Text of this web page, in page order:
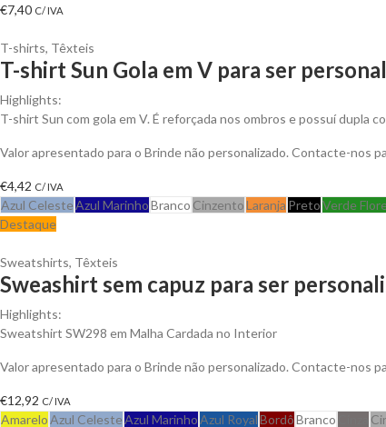
€7,40 C/ IVA
T-shirts, Têxteis
T-shirt Sun Gola em V para ser
Highlights:
T-shirt Sun com gola em V. É reforçada nos ombros e possuí dupla
Valor apresentado para o Brinde não personalizado. Contacte-nos
€4,42 C/ IVA
Azul CelesteAzul MarinhoBranco CinzentoLaranja PretoVerde
Destaque
Sweatshirts, Têxteis
Sweashirt sem capuz para ser
Highlights:
Sweatshirt SW298 em Malha Cardada no Interior
Valor apresentado para o Brinde não personalizado. Contacte-nos
€12,92 C/ IVA
AmareloAzul CelesteAzul MarinhoAzul RoyalBordôBranco